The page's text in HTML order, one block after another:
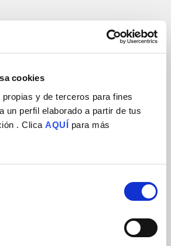
cookies
y de terceros para fines
un perfil elaborado a partir de tus
. Clica AQUÍ para más
fin)67(8): 1510-1525